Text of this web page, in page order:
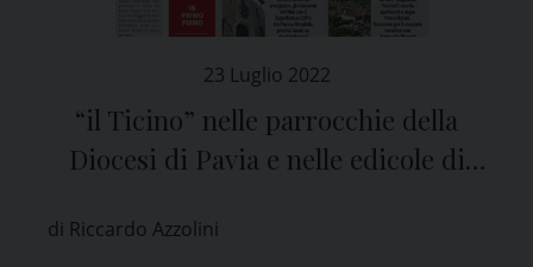
23 Luglio 2022
“il Ticino” nelle parrocchie della
Diocesi di Pavia e nelle edicole di
di Riccardo Azzolini